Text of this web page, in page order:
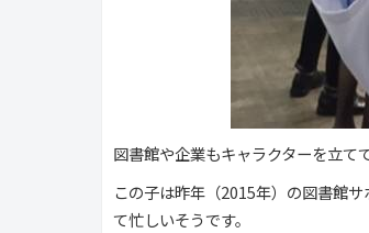
図書館や企業もキャラクターを立て
この子は昨年（2015年）の図書館
て忙しいそうです。